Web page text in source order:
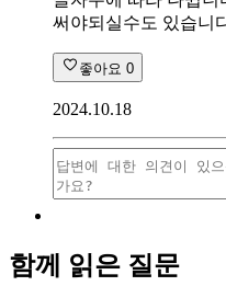
써야되실수도 있습니
좋아요 0
2024.10.18
함께 읽은 질문